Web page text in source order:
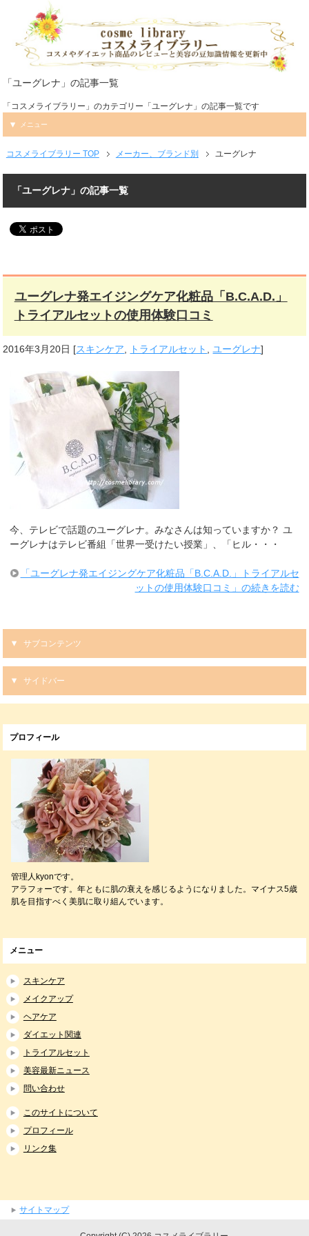
「ユーグレナ」の記事一覧
「コスメライブラリー」のカテゴリー「ユーグレナ」の記事一覧です
メニュー
コスメライブラリー TOP メーカー、ブランド別 ユーグレナ
「ユーグレナ」の記事一覧
ユーグレナ発エイジングケア化粧品「B.C.A.D.」
トライアルセットの使用体験口コミ
2016年3月20日 [スキンケア, トライアルセット ,ユーグレナ]
今、テレビで話題のユーグレナ。みなさんは知っていますか？ ユ
ーグレナはテレビ番組「世界一受けたい授業」、「ヒル・・・
「ユーグレナ発エイジングケア化粧品「B.C.A.D.」トライアルセ
ットの使用体験口コミ」の続きを読む
サブコンテンツ
サイドバー
プロフィール
管理人kyonです。
アラフォーです。年ともに肌の衰えを感じるようになりました。マイナス5歳
肌を目指すべく美肌に取り組んでいます。
メニュー
スキンケア
メイクアップ
ヘアケア
ダイエット関連
トライアルセット
美容最新ニュース
問い合わせ
このサイトについて
プロフィール
リンク集
サイトマップ